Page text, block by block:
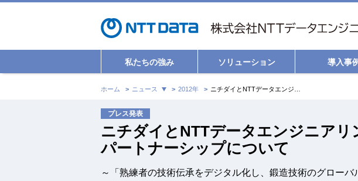
私たちの強み ソリューション 導入事
ホーム ニュース 2012年
ニチダイとNTTデータエンジニア
パートナーシップについて
～「熟練者の技術伝承をデジタル化し、鍛造技術のグローバ